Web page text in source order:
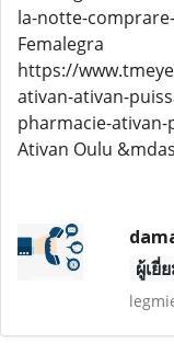
la-notte-
Femalegra
https://
ativan-ativan-
pharmacie-
Ativan Oulu
ผู้เยี่